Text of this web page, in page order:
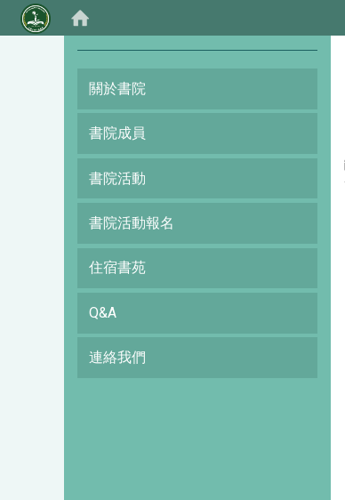
關於書院
書院成員
書院活動
書院活動報名
住宿書苑
Q&A
連絡我們